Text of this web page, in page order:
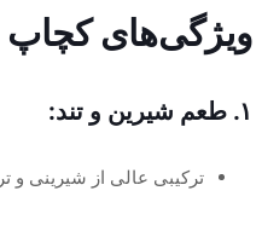
ویژگی‌های کچاپ
۱. طعم شیرین و تند:
ترکیبی عالی از شیرینی و